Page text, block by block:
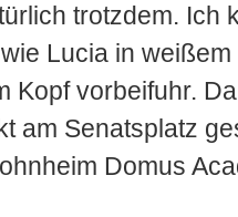
trotzdem. Ich
Lucia in
Kopf vorbeifuhr.
am Senatsplatz
Domus